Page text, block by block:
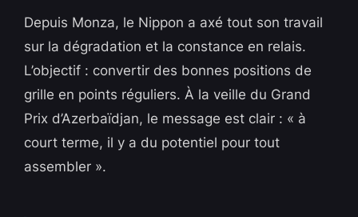
Depuis Monza, le Nippon a axé tout son travail
sur la dégradation et la constance en relais.
L’objectif : convertir des bonnes positions de
grille en points réguliers. À la veille du Grand
Prix d’Azerbaïdjan, le message est clair : « à
court terme, il y a du potentiel pour tout
assembler ».